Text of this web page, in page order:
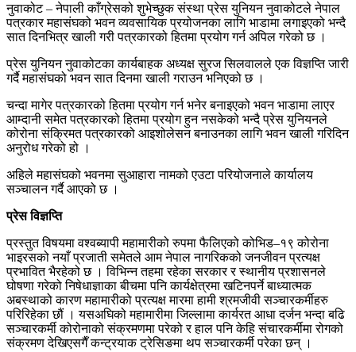
नुवाकोट – नेपाली काँग्रेसको शुभेच्छुक संस्था प्रेस युनियन नुवाकोटले नेपाल
पत्रकार महासंघको भवन व्यवसायिक प्रयोजनका लागि भाडामा लगाइएको भन्दै
सात दिनभित्र खाली गरी पत्रकारको हितमा प्रयोग गर्न अपिल गरेको छ ।
प्रेस युनियन नुवाकोटका कार्यबाहक अध्यक्ष सुरज सिलवालले एक विज्ञप्ति जारी
गर्दै महासंघको भवन सात दिनमा खाली गराउन भनिएको छ ।
चन्दा मागेर पत्रकारको हितमा प्रयोग गर्न भनेर बनाइएको भवन भाडामा लाएर
आम्दानी समेत पत्रकारको हितमा प्रयोग हुन नसकेको भन्दै प्रेस युनियनले
कोरोना संक्रिमत पत्रकारको आइशोलेसन बनाउनका लागि भवन खाली गरिदिन
अनुरोध गरेको हो ।
अहिले महासंघको भवनमा सुआहारा नामको एउटा परियोजनाले कार्यालय
सञ्चालन गर्दै आएको छ ।
प्रेस विज्ञप्ति
प्रस्तुत विषयमा वश्वब्यापी महामारीको रुपमा फैलिएको कोभिड–१९ कोरोना
भाइरसको नयाँ प्रजाती समेतले आम नेपाल नागरिकको जनजीवन प्रत्यक्ष
प्रभावित भैरहेको छ । विभिन्न तहमा रहेका सरकार र स्थानीय प्रशासनले
घोषणा गरेको निषेधाज्ञाका बीचमा पनि कार्यक्षेत्रमा खटिनपर्ने बाध्यात्मक
अबस्थाको कारण महामारीको प्रत्यक्ष मारमा हामी श्रमजीवी सञ्चारकर्मीहरु
परिरिहेका छौं । यसअघिको महामारीमा जिल्लामा कार्यरत आधा दर्जन भन्दा बढि
सञ्चारकर्मी कोरोनाको संक्रमणमा परेको र हाल पनि केहि संचारकर्मीमा रोगको
संक्रमण देखिएसगैँ कन्ट्रयाक ट्रेसिङमा थप सञ्चारकर्मी परेका छन् ।